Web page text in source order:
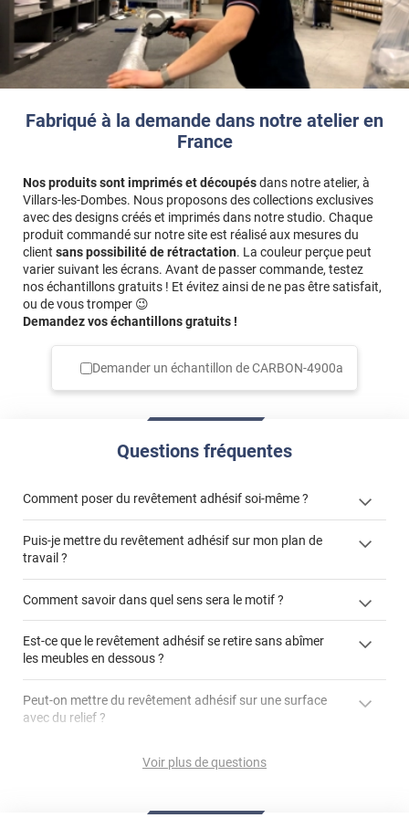
Fabriqué à la demande dans notre atelier en
France
Nos produits sont imprimés et découpésdans notre atelier, à
Villars-les-Dombes. Nous proposons des collections exclusives
avec des designs créés et imprimés dans notre studio. Chaque
produit commandé sur notre site est réalisé aux mesures du
client sans possibilité de rétractation. La couleur perçue peut
varier suivant les écrans. Avant de passer commande, testez
nos échantillons gratuits ! Et évitez ainsi de ne pas être satisfait,
ou de vous tromper 😉
Demandez vos échantillons gratuits !
Demander un échantillon deCARBON-4900a
Questions fréquentes
Comment poser du revêtement adhésif soi-même ?
« Comment poser un revêtement adhésif ? »
Puis-je mettre du revêtement adhésif sur mon plan de
travail ?
"Peut-on installer du
Comment savoir dans quel sens sera le motif ?
Est-ce que le revêtement adhésif se retire sans abîmer
les meubles en dessous ?
Utiliser une solution de dépose pour annuler l'action de la
Peut-on mettre du revêtement adhésif sur une surface
avec du relief ?
Peut-on mettre du revêtement adhésif sur du carrelage
Voir plus de questions